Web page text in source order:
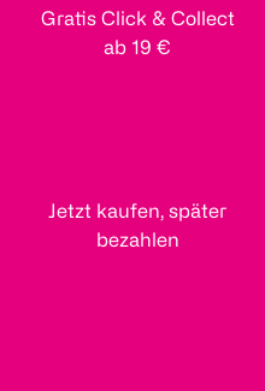
Gratis Click & Collect
ab 19 €
Jetzt kaufen, später
bezahlen